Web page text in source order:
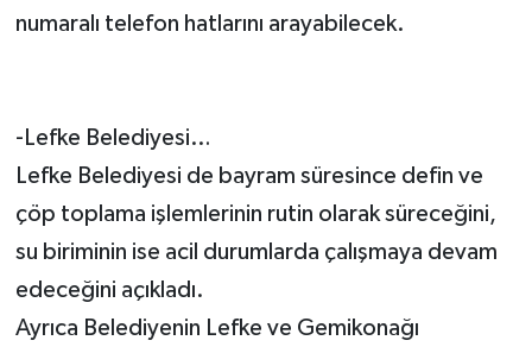
numaralı telefon hatlarını arayabilecek.
-Lefke Belediyesi…
Lefke Belediyesi de bayram süresince defin ve
çöp toplama işlemlerinin rutin olarak süreceğini,
su biriminin ise acil durumlarda çalışmaya devam
edeceğini açıkladı.
Ayrıca Belediyenin Lefke ve Gemikonağı